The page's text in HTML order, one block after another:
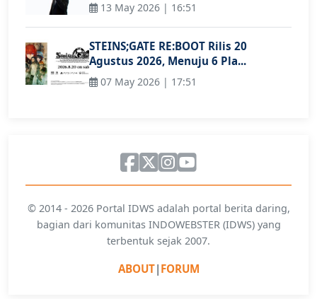
13 May 2026 | 16:51
STEINS;GATE RE:BOOT Rilis 20
Agustus 2026, Menuju 6 Pla...
07 May 2026 | 17:51
© 2014 - 2026 Portal IDWS adalah portal berita daring,
bagian dari komunitas INDOWEBSTER (IDWS) yang
terbentuk sejak 2007.
ABOUT| FORUM